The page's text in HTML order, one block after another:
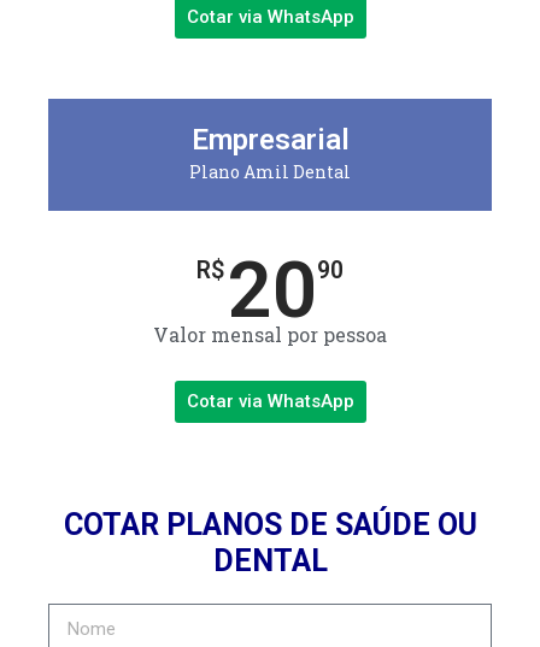
Cotar via WhatsApp
Empresarial
Plano Amil Dental
R$ 2090
Valor mensal por pessoa
Cotar via WhatsApp
COTAR PLANOS DE SAÚDE OU
DENTAL